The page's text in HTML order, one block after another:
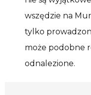
wszędzie na
tylko
może podobne
odnalezione.